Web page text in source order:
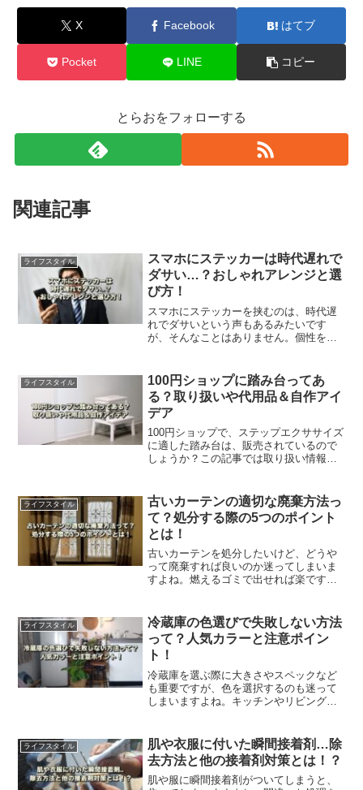
X Facebook はてブ
Pocket LINE コピー
とらおをフォローする
関連記事
ライフスタイル
スマホにステッカーは時代遅れで
ダサい…？おしゃれアレンジと選
び方！
スマホにステッカーを挟むのは、時代遅
れでダサいという声もあるみたいです
が、そんなことはありません。個性を表
は、スマホステッカーおしゃれアレンジ
する方法を解説します。
ライフスタイル
100円ショップに踏み台ってあ
る？取り扱いや代用品＆自作アイ
デア
100円ショップで、ステップエクササイズ
に適した踏み台は、販売されているので
しょうか？この記事では取り扱い情報
説します。是非、参考にしてください。
ライフスタイル
古いカーテンの適切な廃棄方法っ
て？処分する際の5つのポイント
とは！
古いカーテンを処分したいけど、どうや
って廃棄すれば良いのか迷ってしまいま
すよね。燃えるゴミで出せれば楽です
ーテン廃棄の5つのポイントについてご紹
介します。
ライフスタイル
冷蔵庫の色選びで失敗しない方法
って？人気カラーと注意ポイン
ト！
冷蔵庫を選ぶ際に大きさやスペックなど
も重要ですが、色を選択するのも迷って
しまいますよね。キッチンやリビングの
意するポイントなどをご紹介します。
ライフスタイル
肌や衣服に付いた瞬間接着剤…除
去方法と他の接着剤対策とは！？
肌や服に瞬間接着剤がついてしまうと、